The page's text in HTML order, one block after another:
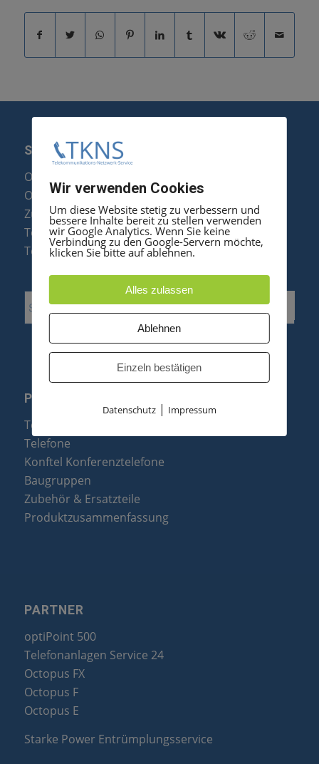
SERVICE
Optipoint Display Reparatur
Octophon F Display Reparatur
Zubehör & Ersatzteile
Telefonanlagen Optimierung
Telefonanlagen Erweiterung
PRODUKTE
Telefonanlagen
Telefone
Konftel Konferenztelefone
Baugruppen
Zubehör & Ersatzteile
Produktzusammenfassung
PARTNER
optiPoint 500
Telefonanlagen Service 24
Octopus FX
Octopus F
Octopus E
Starke Power Entrümplungsservice
Wir verwenden Cookies
Um diese Website stetig zu verbessern und
bessere Inhalte bereit zu stellen verwenden
wir Google Analytics. Wenn Sie keine
Verbindung zu den Google-Servern möchte,
klicken Sie bitte auf ablehnen.
Alles zulassen
Ablehnen
Einzeln bestätigen
Datenschutz| Impressum